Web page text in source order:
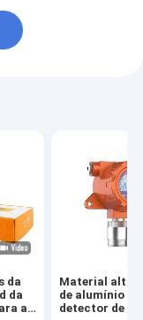
da
da
a
Material alto
de alumínio do
detector de